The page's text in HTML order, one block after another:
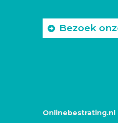
Bezoek
Onlinebestrating.nl